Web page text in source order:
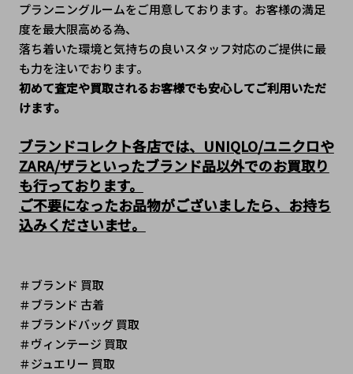
プランニングルームをご用意しております。お客様の満足
度を最大限高める為、
落ち着いた環境と気持ちの良いスタッフ対応のご提供に最
も力を注いでおります。
初めて査定や買取されるお客様でも安心してご利用いただ
けます。
ブランドコレクト各店では、UNIQLO/ユニクロや
ZARA/ザラといったブランド品以外でのお買取り
も行っております。
ご不要になったお品物がございましたら、お持ち
込みくださいませ。
＃ブランド 買取
＃ブランド 古着
＃ブランドバッグ 買取
＃ヴィンテージ 買取
＃ジュエリー 買取